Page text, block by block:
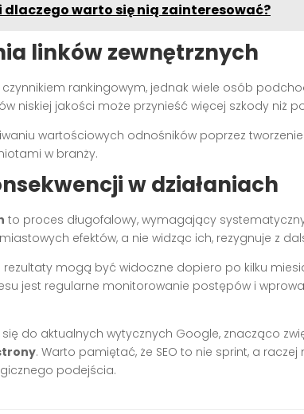
dlaczego warto się nią zainteresować?
linków zewnętrznych
rankingowym, jednak wiele osób
niskiej jakości może przynieść więcej szkody niż
wartościowych odnośników poprzez
w branży.
w działaniach
to proces długofalowy, wymagający
efektów, a nie widząc ich, rezygnuje z
rezultaty mogą być widoczne dopiero po kilku
jest regularne monitorowanie postępów i
do aktualnych wytycznych Google, znacząco
. Warto pamiętać, że SEO to nie sprint, a
podejścia.